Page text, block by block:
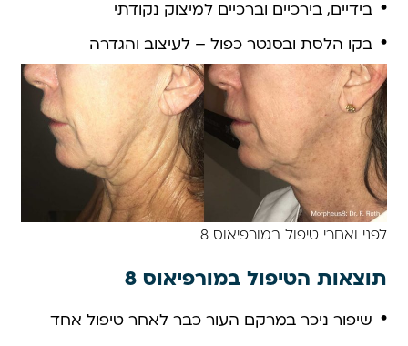
בידיים, בירכיים וברכיים למיצוק נקודתי
בקו הלסת ובסנטר כפול – לעיצוב והגדרה
לפני ואחרי טיפול במורפיאוס 8
תוצאות הטיפול במורפיאוס 8
שיפור ניכר במרקם העור כבר לאחר טיפול אחד